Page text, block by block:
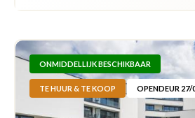
ONMIDDELLIJK BESCHIKBAAR
TE HUUR & TE KOOP OPENDEUR